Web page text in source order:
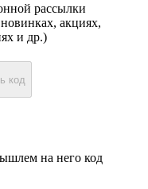
рассылки
акциях,
и др.)
код
на него код